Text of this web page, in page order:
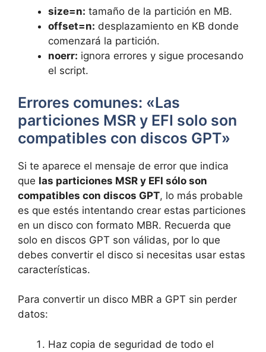
size=n: tamaño de la partición en MB.
offset=n: desplazamiento en KB donde
comenzará la partición.
noerr: ignora errores y sigue procesando
el script.
Errores comunes: «Las
particiones MSR y EFI solo son
compatibles con discos GPT»
Si te aparece el mensaje de error que indica
que las particiones MSR y EFI sólo son
compatibles con discos GPT, lo más probable
es que estés intentando crear estas particiones
en un disco con formato MBR. Recuerda que
solo en discos GPT son válidas, por lo que
debes convertir el disco si necesitas usar estas
características.
Para convertir un disco MBR a GPT sin perder
datos:
Haz copia de seguridad de todo el